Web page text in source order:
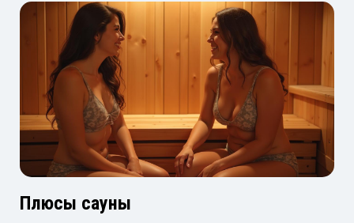
Плюсы сауны